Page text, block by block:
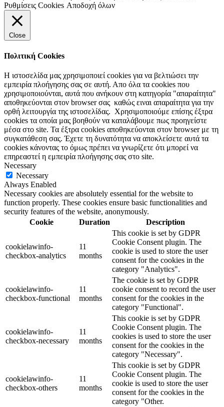
Ρυθμίσεις Cookies Αποδοχή όλων
Close
Πολιτική Cookies
Η ιστοσελίδα μας χρησιμοποιεί cookies για να βελτιώσει την
εμπειρία πλοήγησης σας σε αυτή. Απο όλα τα cookies που
χρησιμοποιούνται, αυτά που ανήκουν στη κατηγορία "απαραίτητα"
αποθηκεύονται στον browser σας καθώς ειναι απαραίτητα για την
ορθή λειτουργία της ιστοσελίδας. Χρησιμοποιούμε επίσης έξτρα
cookies τα οποία μας βοηθούν να καταλάβουμε πως προηγείστε
μέσα στο site. Τα έξτρα cookies αποθηκεύονται στον browser με τη
συγκατάθεση σας. Έχετε τη δυνατότητα να αποκλείσετε αυτά τα
cookies κάνοντας το όμως πρέπει να γνωρίζετε ότι μπορεί να
επηρεαστεί η εμπειρία πλοήγησης σας στο site.
Necessary
Necessary
Always Enabled
Necessary cookies are absolutely essential for the website to
function properly. These cookies ensure basic functionalities and
security features of the website, anonymously.
Cookie
Duration Description
cookielawinfo-
checkbox-analytics
11
months
This cookie is set by GDPR
Cookie Consent plugin. The
cookie is used to store the user
consent for the cookies in the
category "Analytics".
cookielawinfo-
checkbox-functional
11
months
The cookie is set by GDPR
cookie consent to record the user
consent for the cookies in the
category "Functional".
cookielawinfo-
checkbox-necessary
11
months
This cookie is set by GDPR
Cookie Consent plugin. The
cookies is used to store the user
consent for the cookies in the
category "Necessary".
cookielawinfo-
checkbox-others
11
months
This cookie is set by GDPR
Cookie Consent plugin. The
cookie is used to store the user
consent for the cookies in the
category "Other.